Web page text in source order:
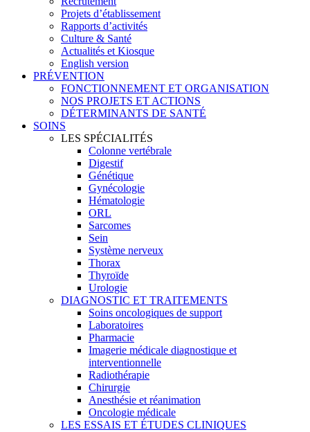
Projets d’établissement
Rapports d’activités
Culture & Santé
Actualités et Kiosque
English version
PRÉVENTION
FONCTIONNEMENT ET ORGANISATION
NOS PROJETS ET ACTIONS
DÉTERMINANTS DE SANTÉ
SOINS
LES SPÉCIALITÉS
Colonne vertébrale
Digestif
Génétique
Gynécologie
Hématologie
ORL
Sarcomes
Sein
Système nerveux
Thorax
Thyroïde
Urologie
DIAGNOSTIC ET TRAITEMENTS
Soins oncologiques de support
Laboratoires
Pharmacie
Imagerie médicale diagnostique et
interventionnelle
Radiothérapie
Chirurgie
Anesthésie et réanimation
Oncologie médicale
LES ESSAIS ET ÉTUDES CLINIQUES